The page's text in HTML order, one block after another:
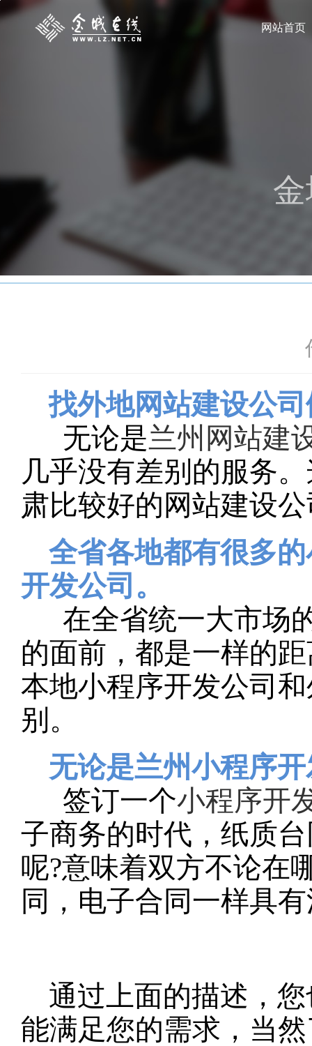
网站首页
找外地网站建设公
无论是兰州网站建
几乎没有差别的服务
肃比较好的网站建设
全省各地都有很多
开发公司。
在全省统一大市场
的面前，都是一样的
本地小程序开发公司
别。
无论是兰州小程序
签订一个小程序开
子商务的时代，纸质
呢?意味着双方不论在
同，电子合同一样具
通过上面的描述，
能满足您的需求，当